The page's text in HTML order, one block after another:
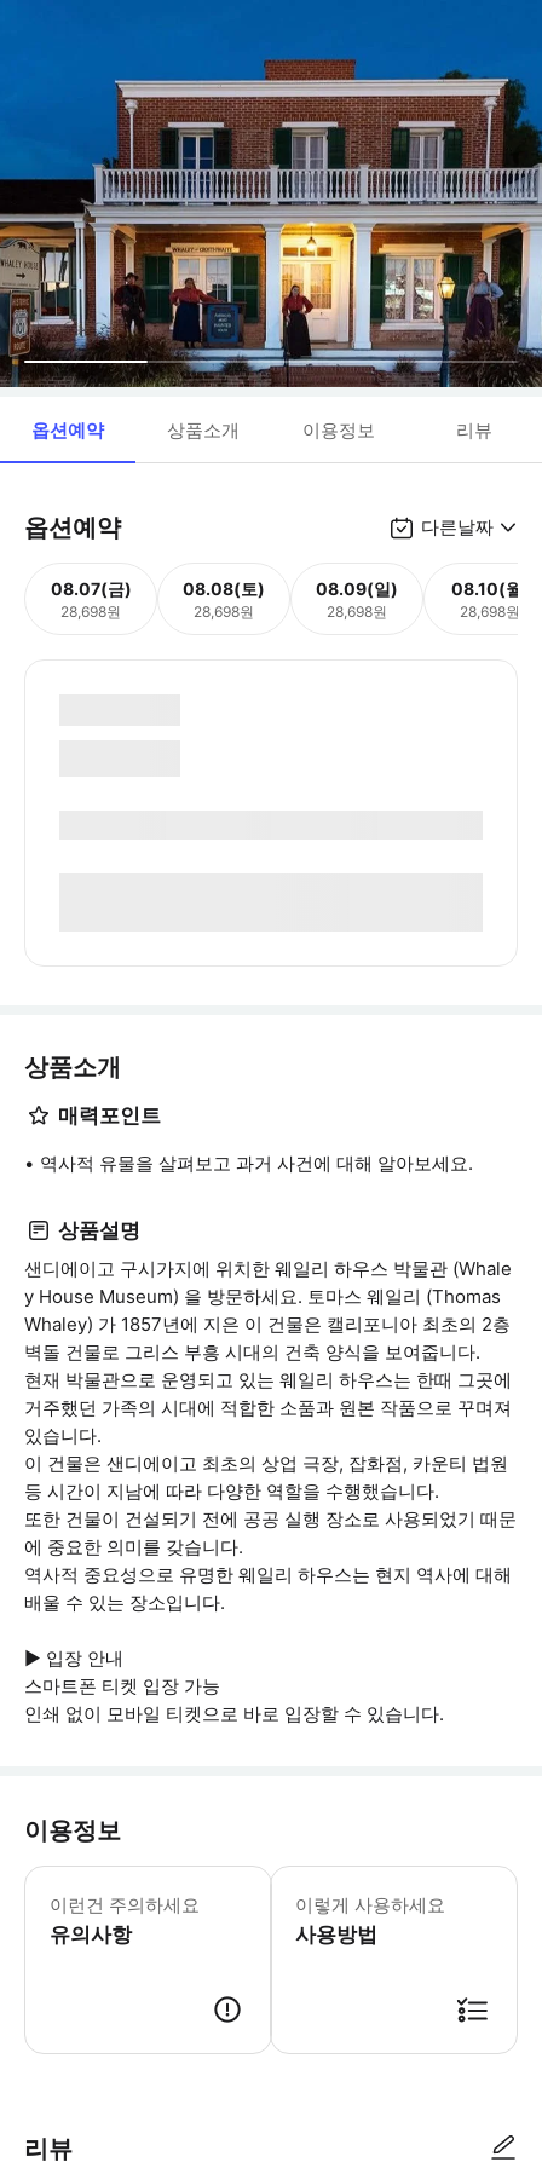
옵션예약 상품소개 이용정보 리뷰
옵션예약 다른날짜
08.07(금)
28,698원
08.08(토)
28,698원
08.09(일)
28,698원
08.10(월)
28,698원
상품소개
매력포인트
역사적 유물을 살펴보고 과거 사건에 대해 알아보세요.
상품설명
샌디에이고 구시가지에 위치한 웨일리 하우스 박물관 (Whale
y House Museum) 을 방문하세요. 토마스 웨일리 (Thomas
Whaley) 가 1857년에 지은 이 건물은 캘리포니아 최초의 2층
벽돌 건물로 그리스 부흥 시대의 건축 양식을 보여줍니다.
현재 박물관으로 운영되고 있는 웨일리 하우스는 한때 그곳에
거주했던 가족의 시대에 적합한 소품과 원본 작품으로 꾸며져
있습니다.
이 건물은 샌디에이고 최초의 상업 극장, 잡화점, 카운티 법원
등 시간이 지남에 따라 다양한 역할을 수행했습니다.
또한 건물이 건설되기 전에 공공 실행 장소로 사용되었기 때문
에 중요한 의미를 갖습니다.
역사적 중요성으로 유명한 웨일리 하우스는 현지 역사에 대해
배울 수 있는 장소입니다.
▶ 입장 안내
스마트폰 티켓 입장 가능
인쇄 없이 모바일 티켓으로 바로 입장할 수 있습니다.
이용정보
이런건 주의하세요
유의사항
▶ 꼭 알아두세요 이 투어는 민감한 주
이렇게 사용하세요
사용방법
리뷰